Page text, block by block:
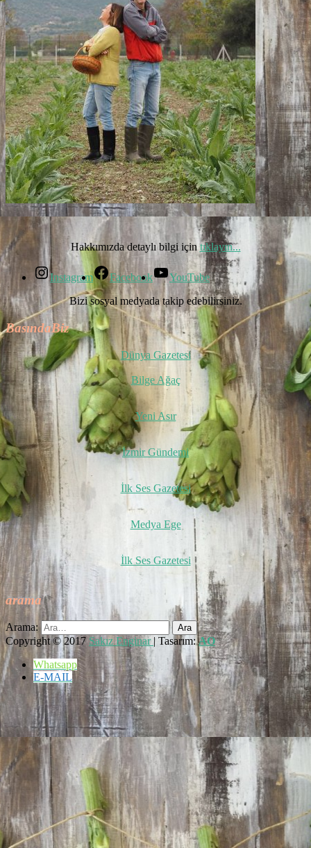
Hakkımızda detaylı bilgi içintıklayın...
Instagram Facebook
YouTube
Bizi sosyal medyada takip edebilirsiniz.
BasındaBiz
Dünya Gazetesi
Bilge Ağaç
Yeni Asır
İzmir Gündemi
İlk Ses Gazetesi
Medya Ege
İlk Ses Gazetesi
arama
Arama:
Copyright © 2017Sakız Enginar | Tasarım:AO
Whatsapp
E-MAIL